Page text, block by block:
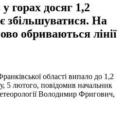
горах досяг 1,2
збільшуватися. На
обриваються лінії
області випало до 1,2
5 лютого, повідомив начальник
Володимир Фригович,